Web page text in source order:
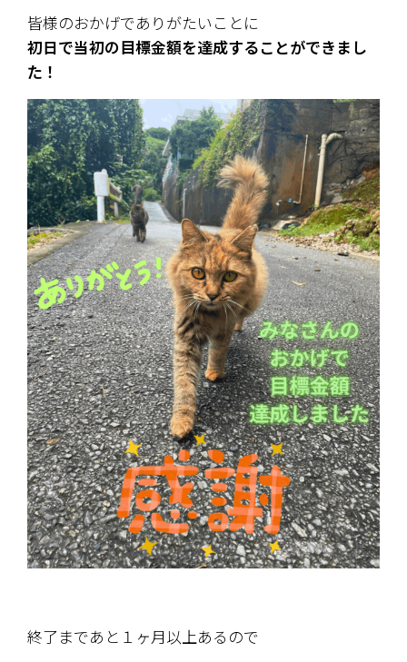
皆様のおかげでありがたいことに
初日で当初の目標金額を達成することができまし
た！
終了まであと１ヶ月以上あるので